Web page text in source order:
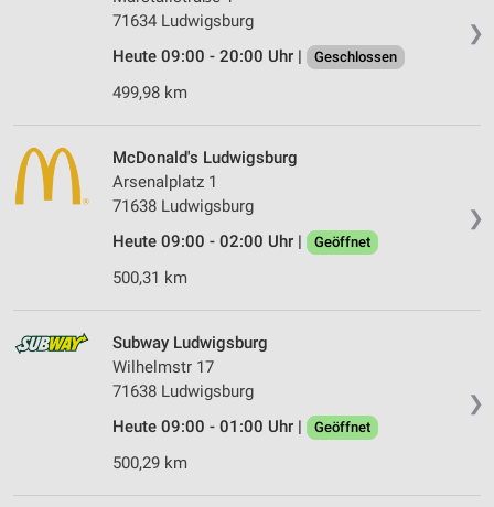
❯
71634 Ludwigsburg
Heute 09:00 - 20:00 Uhr |
Geschlossen
499,98 km
❯
McDonald's Ludwigsburg
Arsenalplatz 1
71638 Ludwigsburg
Heute 09:00 - 02:00 Uhr |
Geöffnet
500,31 km
❯
Subway Ludwigsburg
Wilhelmstr 17
71638 Ludwigsburg
Heute 09:00 - 01:00 Uhr |
Geöffnet
500,29 km